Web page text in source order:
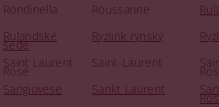
Rondinella
Roussanne
Rulandské
šedé
Ryzlink rýnský
Saint Laurent
Rosé
Saint-Laurent
Ros
Sangiovese
Sankt Laurent